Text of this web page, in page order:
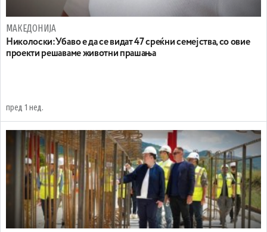
МАКЕДОНИЈА
Николоски:Убаво е да се видат 47 среќни семејства, со овие
проекти решаваме животни прашања
пред 1 нед.